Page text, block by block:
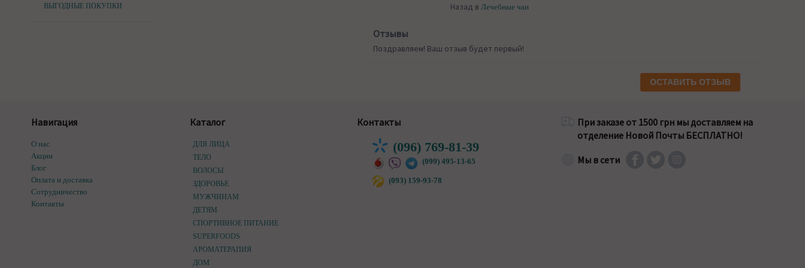
ВЫГОДНЫЕ ПОКУПКИ
Назад в Лечебные чаи
Отзывы
Поздравляем! Ваш отзыв будет первый!
ОСТАВИТЬ ОТЗЫВ
Навигация
О нас
Акции
Блог
Оплата и доставка
Сотрудничество
Контакты
Каталог
ДЛЯ ЛИЦА
ТЕЛО
ВОЛОСЫ
ЗДОРОВЬЕ
МУЖЧИНАМ
ДЕТЯМ
СПОРТИВНОЕ ПИТАНИЕ
SUPERFOODS
АРОМАТЕРАПИЯ
ДОМ
Контакты
(096) 769-81-39
(099) 495-13-65
(093) 159-93-78
При заказе от 1500 грн мы доставляем на
отделение Новой Почты БЕСПЛАТНО!
Мы в сети